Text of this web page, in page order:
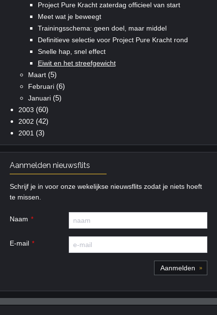
Project Pure Kracht zaterdag officieel van start
Meet wat je beweegt
Trainingsschema: geen doel, maar middel
Definitieve selectie voor Project Pure Kracht rond
Snelle hap, snel effect
Eiwit en het streefgewicht
Maart(5)
Februari(6)
Januari(5)
2003 (60)
2002 (42)
2001 (3)
Aanmelden nieuwsflits
Schrijf je in voor onze wekelijkse nieuwsflits zodat je niets hoeft
te missen.
Naam
E-mail